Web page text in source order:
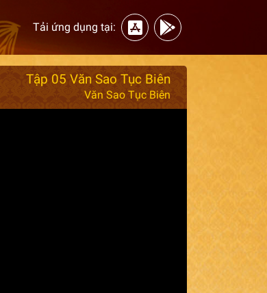
Tải ứng dụng tại:
Tập 05 Văn Sao Tục Biên
Văn Sao Tục Biên